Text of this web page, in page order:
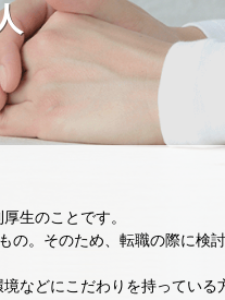
生のことです。
の。そのため、転職の際に検
などにこだわりを持っている